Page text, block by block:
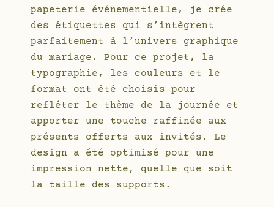
papeterie événementielle, je crée
des étiquettes qui s’intègrent
parfaitement à l’univers graphique
du mariage. Pour ce projet, la
typographie, les couleurs et le
format ont été choisis pour
refléter le thème de la journée et
apporter une touche raffinée aux
présents offerts aux invités. Le
design a été optimisé pour une
impression nette, quelle que soit
la taille des supports.